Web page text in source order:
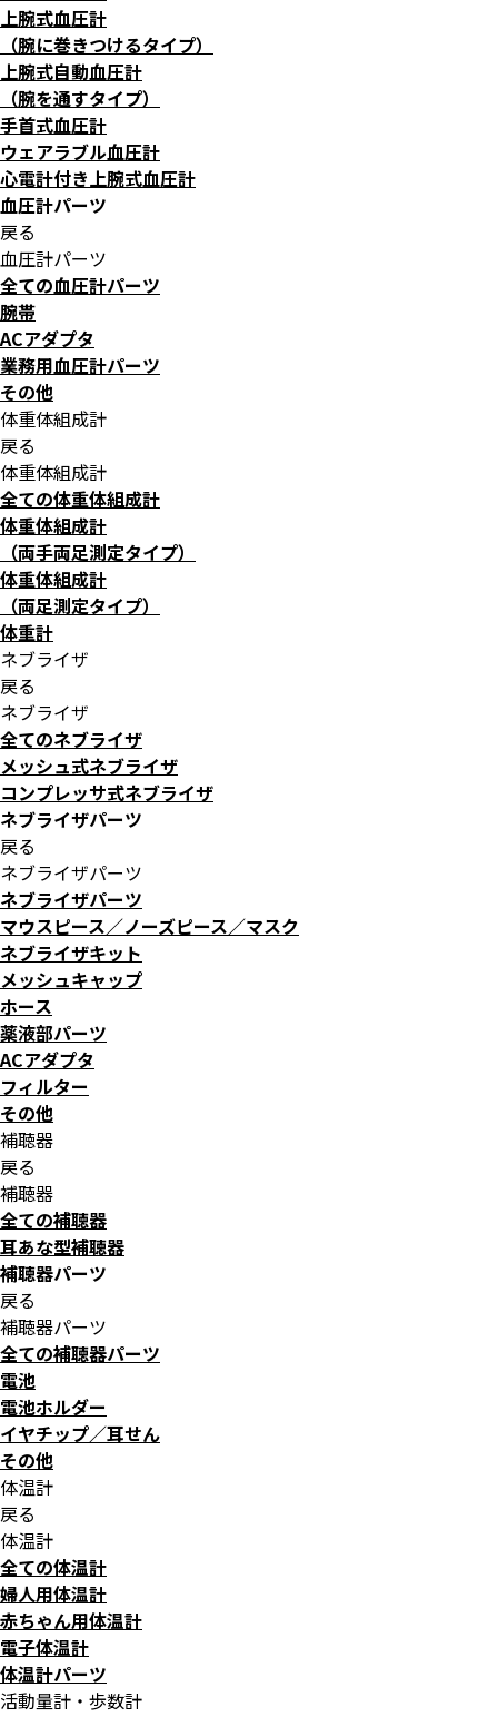
上腕式血圧計
（腕に巻きつけるタイプ）
上腕式自動血圧計
（腕を通すタイプ）
手首式血圧計
ウェアラブル血圧計
心電計付き上腕式血圧計
血圧計パーツ
戻る
血圧計パーツ
全ての血圧計パーツ
腕帯
ACアダプタ
業務用血圧計パーツ
その他
体重体組成計
戻る
体重体組成計
全ての体重体組成計
体重体組成計
（両手両足測定タイプ）
体重体組成計
（両足測定タイプ）
体重計
ネブライザ
戻る
ネブライザ
全てのネブライザ
メッシュ式ネブライザ
コンプレッサ式ネブライザ
ネブライザパーツ
戻る
ネブライザパーツ
ネブライザパーツ
マウスピース／ノーズピース／マスク
ネブライザキット
メッシュキャップ
ホース
薬液部パーツ
ACアダプタ
フィルター
その他
補聴器
戻る
補聴器
全ての補聴器
耳あな型補聴器
補聴器パーツ
戻る
補聴器パーツ
全ての補聴器パーツ
電池
電池ホルダー
イヤチップ／耳せん
その他
体温計
戻る
体温計
全ての体温計
婦人用体温計
赤ちゃん用体温計
電子体温計
体温計パーツ
活動量計・歩数計